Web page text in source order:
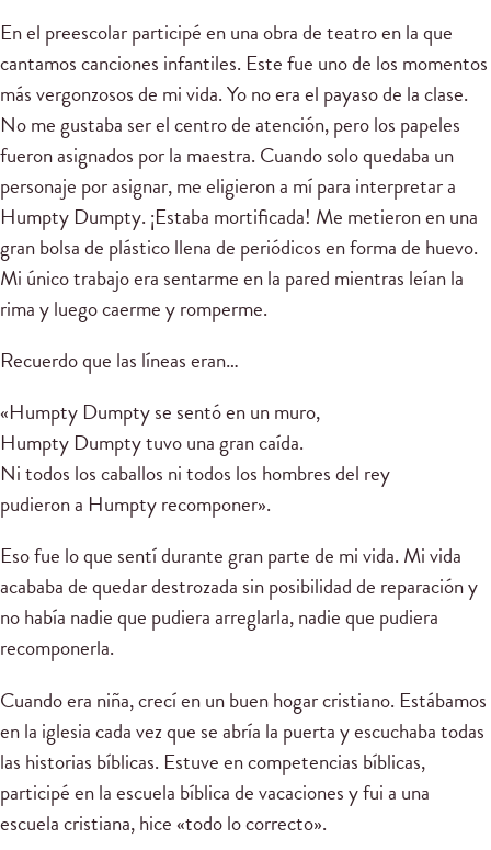
En el preescolar participé en una obra de teatro en la que
cantamos canciones infantiles. Este fue uno de los momentos
más vergonzosos de mi vida. Yo no era el payaso de la clase.
No me gustaba ser el centro de atención, pero los papeles
fueron asignados por la maestra. Cuando solo quedaba un
personaje por asignar, me eligieron a mí para interpretar a
Humpty Dumpty. ¡Estaba mortificada! Me metieron en una
gran bolsa de plástico llena de periódicos en forma de huevo.
Mi único trabajo era sentarme en la pared mientras leían la
rima y luego caerme y romperme.
Recuerdo que las líneas eran…
«Humpty Dumpty se sentó en un muro,
Humpty Dumpty tuvo una gran caída.
Ni todos los caballos ni todos los hombres del rey
pudieron a Humpty recomponer».
Eso fue lo que sentí durante gran parte de mi vida. Mi vida
acababa de quedar destrozada sin posibilidad de reparación y
no había nadie que pudiera arreglarla, nadie que pudiera
recomponerla.
Cuando era niña, crecí en un buen hogar cristiano. Estábamos
en la iglesia cada vez que se abría la puerta y escuchaba todas
las historias bíblicas. Estuve en competencias bíblicas,
participé en la escuela bíblica de vacaciones y fui a una
escuela cristiana, hice «todo lo correcto».